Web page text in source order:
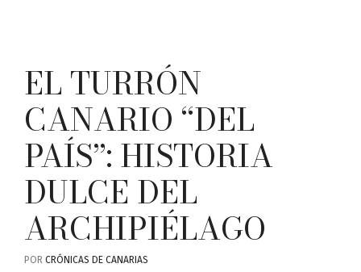
EL TURRÓN
CANARIO “DEL
PAÍS”: HISTORIA
DULCE DEL
ARCHIPIÉLAGO
POR CRÓNICAS DE CANARIAS